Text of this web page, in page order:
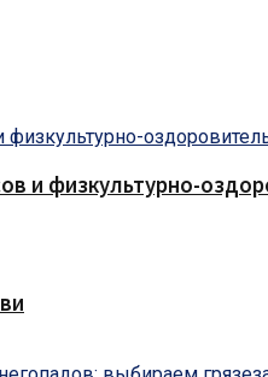
и физкультурно-